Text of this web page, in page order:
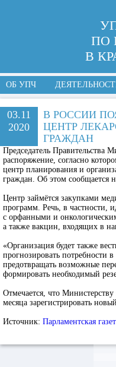
ПО
В
ОБ УПЧ
03.11
2020
В РОССИИ
ЦЕНТР
ГРАЖДАН
Председатель
распоряжение, согласно
центр планирования и
граждан. Об этом сообщается
Центр займётся закупками
программ. Речь, в частности,
с орфанными и
а также вакцин, входящих в
«Организация будет также
прогнозировать потребности
предотвращать возможные
формировать необходимый
Отмечается, что
месяца зарегистрировать
Источник: Парламентская